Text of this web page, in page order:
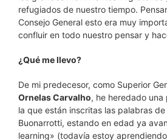
refugiados de nuestro tiempo.
Consejo General esto era muy
confluir en todo nuestro pensar y
¿Qué me llevo?
De mi predecesor, como Superior
Ornelas Carvalho, he heredado
la que están inscritas las palabras
Buonarrotti, estando en edad ya
learning» (todavía estoy